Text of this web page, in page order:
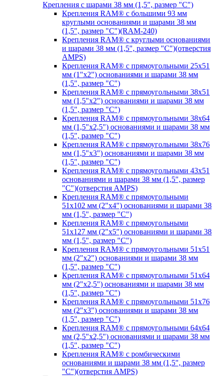
Крепления с шарами 38 мм (1,5", размер "C")
Крепления RAM® с большими 93 мм
круглыми основаниями и шарами 38 мм
(1,5", размер "C")(RAM-240)
Крепления RAM® с круглыми основаниями
и шарами 38 мм (1,5", размер "C")(отверстия
AMPS)
Крепления RAM® с прямоугольными 25х51
мм (1"х2") основаниями и шарами 38 мм
(1,5", размер "C")
Крепления RAM® с прямоугольными 38х51
мм (1,5"х2") основаниями и шарами 38 мм
(1,5", размер "C")
Крепления RAM® с прямоугольными 38х64
мм (1,5"х2,5") основаниями и шарами 38 мм
(1,5", размер "C")
Крепления RAM® с прямоугольными 38х76
мм (1,5"х3") основаниями и шарами 38 мм
(1,5", размер "C")
Крепления RAM® с прямоугольными 43х51
основаниями и шарами 38 мм (1,5", размер
"C")(отверстия AMPS)
Крепления RAM® с прямоугольными
51х102 мм (2"х4") основаниями и шарами 38
мм (1,5", размер "C")
Крепления RAM® с прямоугольными
51х127 мм (2"х5") основаниями и шарами 38
мм (1,5", размер "C")
Крепления RAM® с прямоугольными 51х51
мм (2"х2") основаниями и шарами 38 мм
(1,5", размер "C")
Крепления RAM® с прямоугольными 51х64
мм (2"х2,5") основаниями и шарами 38 мм
(1,5", размер "C")
Крепления RAM® с прямоугольными 51х76
мм (2"х3") основаниями и шарами 38 мм
(1,5", размер "C")
Крепления RAM® с прямоугольными 64х64
мм (2,5"х2,5") основаниями и шарами 38 мм
(1,5", размер "C")
Крепления RAM® с ромбическими
основаниями и шарами 38 мм (1,5", размер
"C")(отверстия AMPS)